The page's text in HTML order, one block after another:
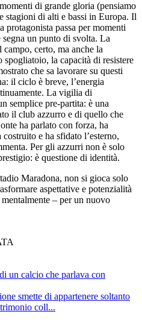
di grande gloria (pensiamo
stagioni di alti e bassi in Europa. Il
protagonista passa per momenti
un punto di svolta. La
certo, ma anche la
la capacità di resistere
che sa lavorare su questi
il ciclo è breve, l’energia
La vigilia di
semplice pre‑partita: è una
il club azzurro e di quello che
ha parlato con forza, ha
e ha sfidato l’esterno,
Per gli azzurri non è solo
è questione di identità.
Maradona, non si gioca solo
aspettative e potenzialità
– per un nuovo
un calcio che parlava con
smette di appartenere soltanto
coll...